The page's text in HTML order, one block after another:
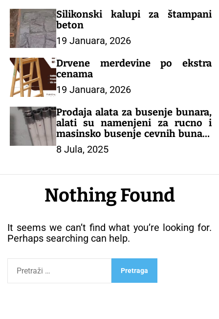
Silikonski kalupi za štampani
beton
19 Januara, 2026
Drvene merdevine po ekstra
cenama
19 Januara, 2026
Prodaja alata za busenje bunara,
alati su namenjeni za rucno i
masinsko busenje cevnih bunara
manjih dubina.
8 Jula, 2025
Nothing Found
It seems we can’t find what you’re looking for.
Perhaps searching can help.
e